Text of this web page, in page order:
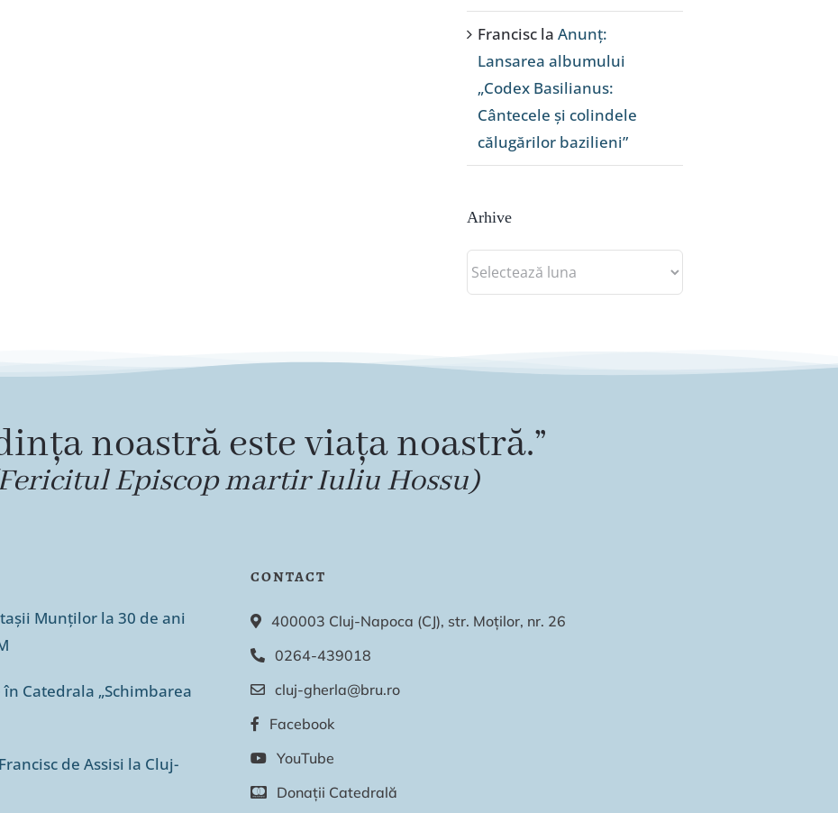
Francisc la Anunț:
Lansarea albumului
„Codex Basilianus:
Cântecele și colindele
călugărilor bazilieni”
Arhive
Arhive
noastră este viața noastră.”
Episcop martir Iuliu Hossu)
Munților la 30 de ani
Catedrala „Schimbarea
de Assisi la Cluj-
CONTACT
400003 Cluj-Napoca (CJ), str. Moților, nr. 26
0264-439018
cluj-gherla@bru.ro
Facebook
YouTube
Donații Catedrală